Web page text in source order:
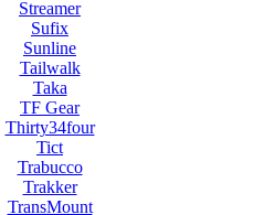
Streamer
Sufix
Sunline
Tailwalk
Taka
TF Gear
Thirty34four
Tict
Trabucco
Trakker
TransMount